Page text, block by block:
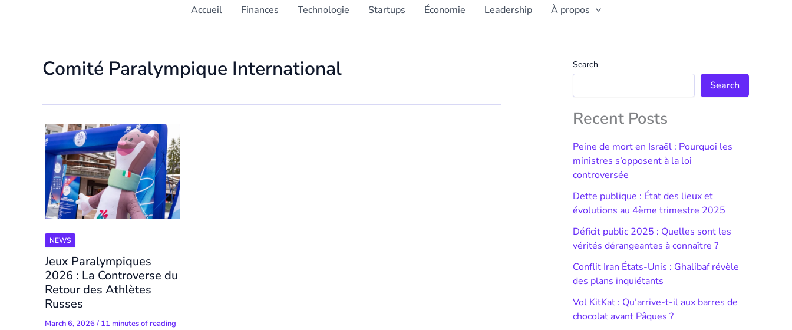
Accueil Finances Technologie Startups Économie Leadership À propos
Comité Paralympique International
NEWS
Jeux Paralympiques
2026 : La Controverse du
Retour des Athlètes
Russes
March 6, 2026/ 11 minutes of reading
Search
Search
Recent Posts
Peine de mort en Israël : Pourquoi les
ministres s’opposent à la loi
controversée
Dette publique : État des lieux et
évolutions au 4ème trimestre 2025
Déficit public 2025 : Quelles sont les
vérités dérangeantes à connaître ?
Conflit Iran États-Unis : Ghalibaf révèle
des plans inquiétants
Vol KitKat : Qu’arrive-t-il aux barres de
chocolat avant Pâques ?